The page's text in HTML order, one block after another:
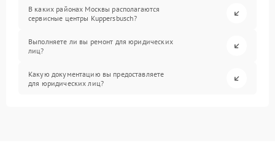
В каких районах Москвы располагаются
сервисные центры Kuppersbusch?
Выполняете ли вы ремонт для юридических
лиц?
Какую документацию вы предоставляете
для юридических лиц?